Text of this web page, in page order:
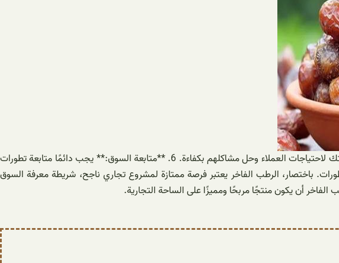
* لضمان العودة المستمرة للزبائن وبناء سمعة جيدة لعملك، يجب تقديم خدمة عملاء ممتازة. كن عنصرًا فارقًا من حيث استجابتك لاحتياجات العملاء وحل مشاكلهم بكفاءة. 6. **متابعة السوق:** يجب دائمًا متابعة تطورات
باختصار، الرطب الفاخر يعتبر فرصة ممتازة لمشروع تجاري ناجح، شريطة معرفة السوق
الفاخر أن يكون منتجًا مربحًا ومميزًا على الساحة التجارية.